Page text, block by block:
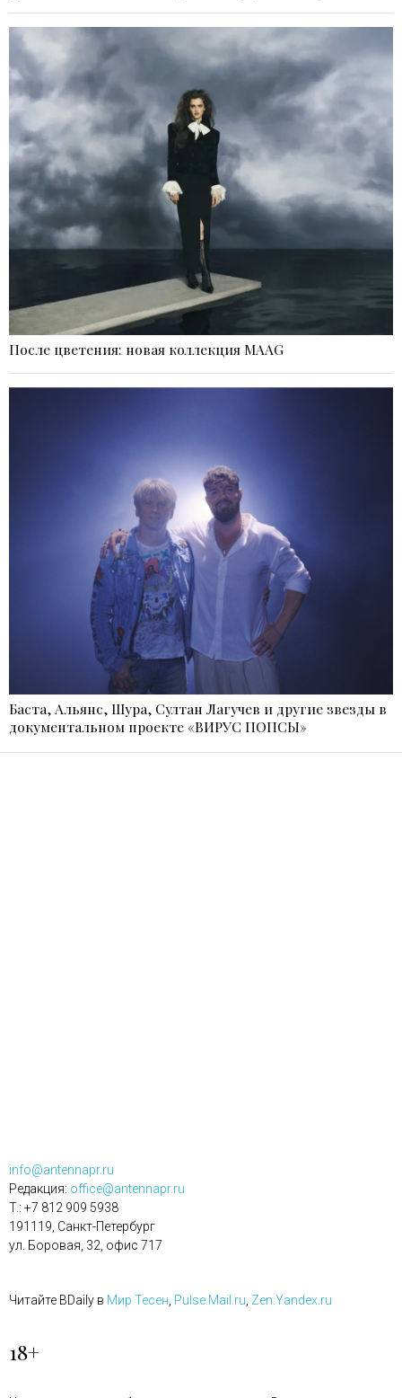
После цветения: новая коллекция MAAG
Баста, Альянс, Шура, Султан Лагучев и другие звезды в
документальном проекте «ВИРУС ПОПСЫ»
info@antennapr.ru
Редакция: office@antennapr.ru
T.: +7 812 909 5938
191119, Санкт-Петербург
ул. Боровая, 32, офис 717
Читайте BDaily в Мир Тесен Pulse.Mail.ru Zen.Yandex.ru
18+